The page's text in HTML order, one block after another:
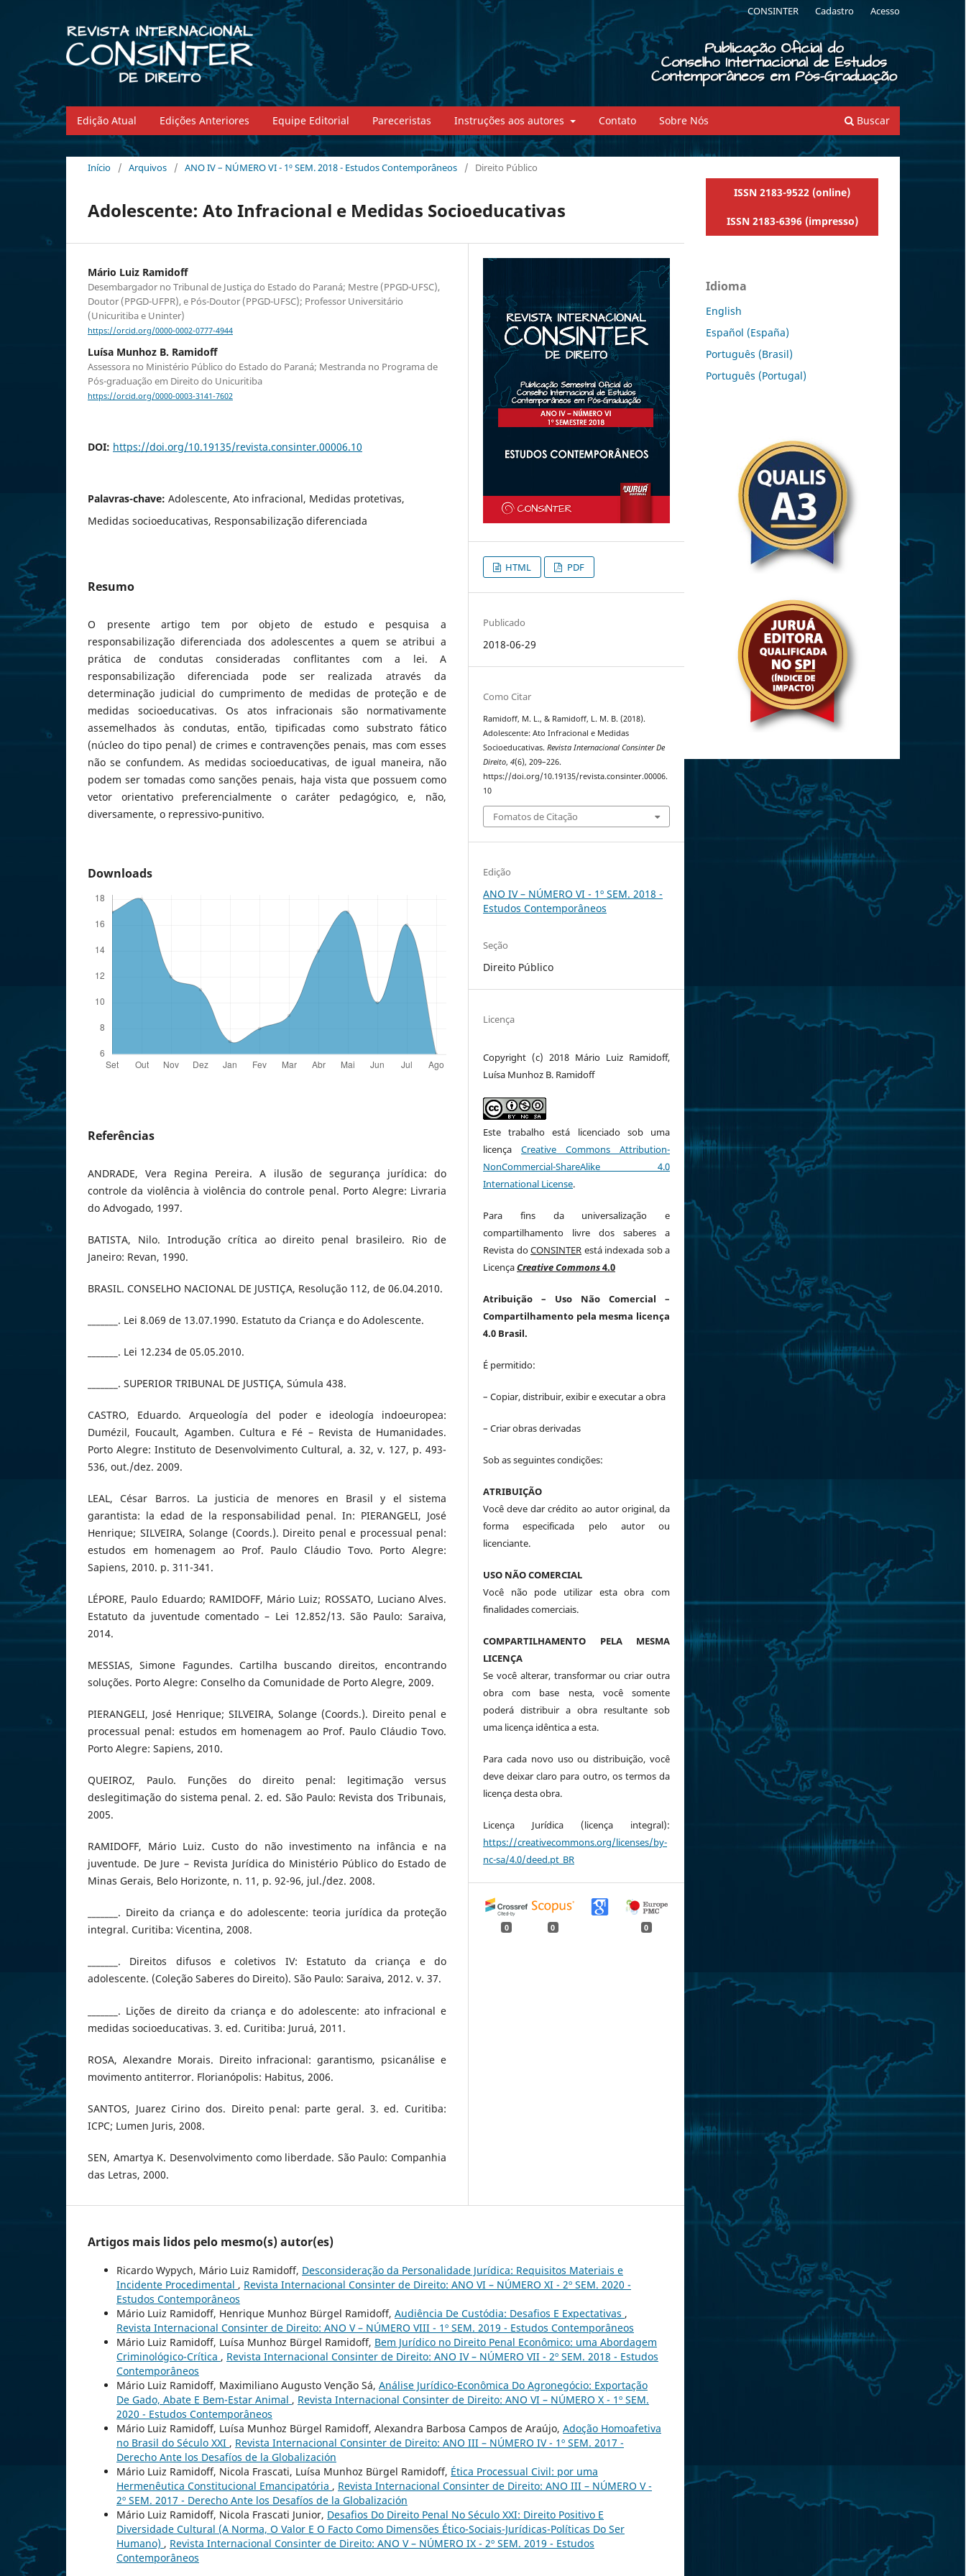
Edição Atual Edições Anteriores Equipe Editorial Pareceristas Instruções aos autores Contato Sobre Nós Buscar
CONSINTER Cadastro Acesso
Início / Arquivos / ANO IV – NÚMERO VI - 1º SEM. 2018 - Estudos Contemporâneos / Direito Público
Adolescente: Ato Infracional e Medidas Socioeducativas
Mário Luiz Ramidoff
Desembargador no Tribunal de Justiça do Estado do Paraná; Mestre (PPGD-UFSC),
Doutor (PPGD-UFPR), e Pós-Doutor (PPGD-UFSC); Professor Universitário
(Unicuritiba e Uninter)
https://orcid.org/0000-0002-0777-4944
Luísa Munhoz B. Ramidoff
Assessora no Ministério Público do Estado do Paraná; Mestranda no Programa de
Pós-graduação em Direito do Unicuritiba
https://orcid.org/0000-0003-3141-7602
DOI: https://doi.org/10.19135/revista.consinter.00006.10
Palavras-chave: Adolescente, Ato infracional, Medidas protetivas,
Medidas socioeducativas, Responsabilização diferenciada
Resumo
O presente artigo tem por objeto de estudo e pesquisa a
responsabilização diferenciada dos adolescentes a quem se atribui a
prática de condutas consideradas conflitantes com a lei. A
responsabilização diferenciada pode ser realizada através da
determinação judicial do cumprimento de medidas de proteção e de
medidas socioeducativas. Os atos infracionais são normativamente
assemelhados às condutas, então, tipificadas como substrato fático
(núcleo do tipo penal) de crimes e contravenções penais, mas com esses
não se confundem. As medidas socioeducativas, de igual maneira, não
podem ser tomadas como sanções penais, haja vista que possuem como
vetor orientativo preferencialmente o caráter pedagógico, e, não,
diversamente, o repressivo-punitivo.
Downloads
Referências
ANDRADE, Vera Regina Pereira. A ilusão de segurança jurídica: do
controle da violência à violência do controle penal. Porto Alegre: Livraria
do Advogado, 1997.
BATISTA, Nilo. Introdução crítica ao direito penal brasileiro. Rio de
Janeiro: Revan, 1990.
BRASIL. CONSELHO NACIONAL DE JUSTIÇA, Resolução 112, de 06.04.2010.
_______. Lei 8.069 de 13.07.1990. Estatuto da Criança e do Adolescente.
_______. Lei 12.234 de 05.05.2010.
_______. SUPERIOR TRIBUNAL DE JUSTIÇA, Súmula 438.
CASTRO, Eduardo. Arqueología del poder e ideología indoeuropea:
Dumézil, Foucault, Agamben. Cultura e Fé – Revista de Humanidades.
Porto Alegre: Instituto de Desenvolvimento Cultural, a. 32, v. 127, p. 493-
536, out./dez. 2009.
LEAL, César Barros. La justicia de menores en Brasil y el sistema
garantista: la edad de la responsabilidad penal. In: PIERANGELI, José
Henrique; SILVEIRA, Solange (Coords.). Direito penal e processual penal:
estudos em homenagem ao Prof. Paulo Cláudio Tovo. Porto Alegre:
Sapiens, 2010. p. 311-341.
LÉPORE, Paulo Eduardo; RAMIDOFF, Mário Luiz; ROSSATO, Luciano Alves.
Estatuto da juventude comentado – Lei 12.852/13. São Paulo: Saraiva,
2014.
MESSIAS, Simone Fagundes. Cartilha buscando direitos, encontrando
soluções. Porto Alegre: Conselho da Comunidade de Porto Alegre, 2009.
PIERANGELI, José Henrique; SILVEIRA, Solange (Coords.). Direito penal e
processual penal: estudos em homenagem ao Prof. Paulo Cláudio Tovo.
Porto Alegre: Sapiens, 2010.
QUEIROZ, Paulo. Funções do direito penal: legitimação versus
deslegitimação do sistema penal. 2. ed. São Paulo: Revista dos Tribunais,
2005.
RAMIDOFF, Mário Luiz. Custo do não investimento na infância e na
juventude. De Jure – Revista Jurídica do Ministério Público do Estado de
Minas Gerais, Belo Horizonte, n. 11, p. 92-96, jul./dez. 2008.
_______. Direito da criança e do adolescente: teoria jurídica da proteção
integral. Curitiba: Vicentina, 2008.
_______. Direitos difusos e coletivos IV: Estatuto da criança e do
adolescente. (Coleção Saberes do Direito). São Paulo: Saraiva, 2012. v. 37.
_______. Lições de direito da criança e do adolescente: ato infracional e
medidas socioeducativas. 3. ed. Curitiba: Juruá, 2011.
ROSA, Alexandre Morais. Direito infracional: garantismo, psicanálise e
movimento antiterror. Florianópolis: Habitus, 2006.
SANTOS, Juarez Cirino dos. Direito penal: parte geral. 3. ed. Curitiba:
ICPC; Lumen Juris, 2008.
SEN, Amartya K. Desenvolvimento como liberdade. São Paulo: Companhia
das Letras, 2000.
HTML PDF
Publicado
2018-06-29
Como Citar
Ramidoff, M. L., & Ramidoff, L. M. B. (2018).
Adolescente: Ato Infracional e Medidas
Socioeducativas.Revista Internacional Consinter De
Direito,4(6), 209–226.
https://doi.org/10.19135/revista.consinter.00006.
10
Fomatos de Citação
Edição
ANO IV – NÚMERO VI - 1º SEM. 2018 -
Estudos Contemporâneos
Seção
Direito Público
Licença
Copyright (c) 2018 Mário Luiz Ramidoff,
Luísa Munhoz B. Ramidoff
Este trabalho está licenciado sob uma
licençaCreative Commons Attribution-
NonCommercial-ShareAlike 4.0
International License.
Para fins da universalização e
compartilhamento livre dos saberes a
Revista doCONSINTER está indexada sob a
LicençaCreative Commons4.0
Atribuição– Uso Não Comercial –
Compartilhamento pela mesma licença
4.0 Brasil.
É permitido:
– Copiar, distribuir, exibir e executar a obra
– Criar obras derivadas
Sob as seguintes condições:
ATRIBUIÇÃO
Você deve dar crédito ao autor original, da
forma especificada pelo autor ou
licenciante.
USO NÃO COMERCIAL
Você não pode utilizar esta obra com
finalidades comerciais.
COMPARTILHAMENTO PELA MESMA
LICENÇA
Se você alterar, transformar ou criar outra
obra com base nesta, você somente
poderá distribuir a obra resultante sob
uma licença idêntica a esta.
Para cada novo uso ou distribuição, você
deve deixar claro para outro, os termos da
licença desta obra.
Licença Jurídica (licença integral):
https://creativecommons.org/licenses/by-
nc-sa/4.0/deed.pt_BR
0 0 0
Artigos mais lidos pelo mesmo(s) autor(es)
Ricardo Wypych, Mário Luiz Ramidoff, Desconsideração da Personalidade Jurídica: Requisitos Materiais e
Incidente Procedimental , Revista Internacional Consinter de Direito: ANO VI – NÚMERO XI - 2º SEM. 2020 -
Estudos Contemporâneos
Mário Luiz Ramidoff, Henrique Munhoz Bürgel Ramidoff, Audiência De Custódia: Desafios E Expectativas ,
Revista Internacional Consinter de Direito: ANO V – NÚMERO VIII - 1º SEM. 2019 - Estudos Contemporâneos
Mário Luiz Ramidoff, Luísa Munhoz Bürgel Ramidoff, Bem Jurídico no Direito Penal Econômico: uma Abordagem
Criminológico-Crítica , Revista Internacional Consinter de Direito: ANO IV – NÚMERO VII - 2º SEM. 2018 - Estudos
Contemporâneos
Mário Luiz Ramidoff, Maximiliano Augusto Venção Sá, Análise Jurídico-Econômica Do Agronegócio: Exportação
De Gado, Abate E Bem-Estar Animal , Revista Internacional Consinter de Direito: ANO VI – NÚMERO X - 1º SEM.
2020 - Estudos Contemporâneos
Mário Luiz Ramidoff, Luísa Munhoz Bürgel Ramidoff, Alexandra Barbosa Campos de Araújo, Adoção Homoafetiva
no Brasil do Século XXI , Revista Internacional Consinter de Direito: ANO III – NÚMERO IV - 1º SEM. 2017 -
Derecho Ante los Desafíos de la Globalización
Mário Luiz Ramidoff, Nicola Frascati, Luísa Munhoz Bürgel Ramidoff, Ética Processual Civil: por uma
Hermenêutica Constitucional Emancipatória , Revista Internacional Consinter de Direito: ANO III – NÚMERO V -
2º SEM. 2017 - Derecho Ante los Desafíos de la Globalización
Mário Luiz Ramidoff, Nicola Frascati Junior, Desafios Do Direito Penal No Século XXI: Direito Positivo E
Diversidade Cultural (A Norma, O Valor E O Facto Como Dimensões Ético-Sociais-Jurídicas-Políticas Do Ser
Humano) , Revista Internacional Consinter de Direito: ANO V – NÚMERO IX - 2º SEM. 2019 - Estudos
Contemporâneos
ISSN 2183-9522 (online)
ISSN 2183-6396 (impresso)
Idioma
English
Español (España)
Português (Brasil)
Português (Portugal)